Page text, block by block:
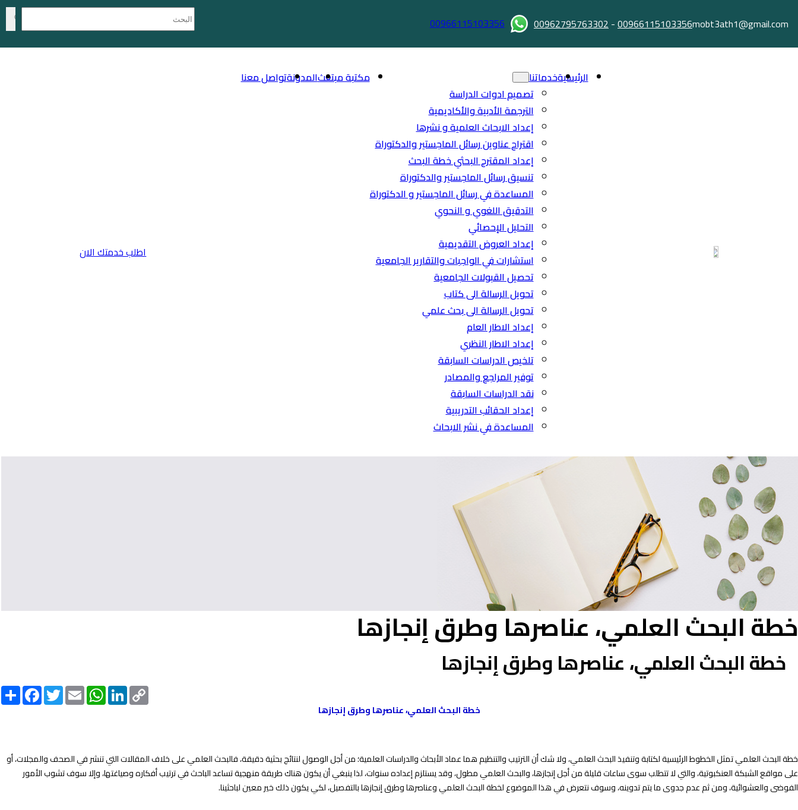
mobt3ath1@gmail.com
00966115103356
-
00962795763302
00966115103356
الرئيسيةخدماتنا
تصميم ادوات الدراسة
الترجمة الأدبية والأكاديمية
إعداد الابحاث العلمية و نشرها
اقتراح عناوين رسائل الماجستير والدكتوراة
إعداد المقترح البحثي خطة البحث
تنسيق رسائل الماجستير والدكتوراة
المساعدة في رسائل الماجستير و الدكتوراة
التدقيق اللغوي و النحوي
التحليل الإحصائي
إعداد العروض التقديمية
استشارات في الواجبات والتقارير الجامعية
تحصيل القبولات الجامعية
تحويل الرسالة الى كتاب
تحويل الرسالة الى بحث علمي
إعداد الاطار العام
إعداد الاطار النظري
تلخيص الدراسات السابقة
توفير المراجع والمصادر
نقد الدراسات السابقة
إعداد الحقائب التدريبية
المساعدة في نشر الابحاث
مكتبة مبتعثالمدونةتواصل معنا
اطلب خدمتك الان
خطة البحث العلمي، عناصرها وطرق إنجازها
خطة البحث العلمي، عناصرها وطرق إنجازها
FacebookTwitterEmail
WhatsAppLinkedInCopy
Link
خطة البحث العلمي، عناصرها وطرق إنجازها
خطة البحث العلمي تمثل الخطوط الرئيسية لكتابة وتنفيذ البحث العلمي، ولا شك أن الترتيب والتنظيم هما عماد الأبحاث والدراسات العلمية؛ من أجل الوصول لنتائج بحثية دقيقة، فالبحث العلمي على خلاف المقالات التي تنشر في الصحف والمجلات، أو
على مواقع الشبكة العنكبوتية، والتي لا تتطلب سوى ساعات قليلة من أجل إنجازها، والبحث العلمي مطول، وقد يستلزم إعداده سنوات، لذا ينبغي أن يكون هناك طريقة منهجية تساعد الباحث في ترتيب أفكاره وصياغتها، وإلا سوف تشوب الأمور
الفوضى والعشوائية، ومن ثم عدم جدوى ما يتم تدوينه، وسوف نتعرض في هذا الموضوع لخطة البحث العلمي وعناصرها وطرق إنجازها بالتفصيل، لكي يكون ذلك خير معين لباحثينا.